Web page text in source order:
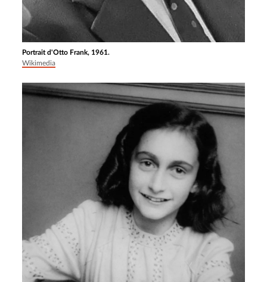
Portrait d'Otto Frank, 1961.
Wikimedia